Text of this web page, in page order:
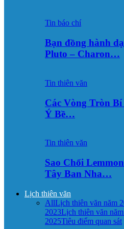
Tin báo chí
Bạn đồng hành
Pluto – Charon…
Tin thiên văn
Các Vòng Tròn
Ý Bề…
Tin thiên văn
Sao Chổi
Tây Ban Nha…
Lịch thiên văn
AllLịch thiên văn năm
2023Lịch thiên văn
2025Tiêu điểm quan sát